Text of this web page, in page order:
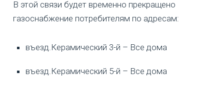
В этой связи будет временно прекращено
газоснабжение потребителям по адресам:
въезд.Керамический 3-й – Все дома
въезд.Керамический 5-й – Все дома